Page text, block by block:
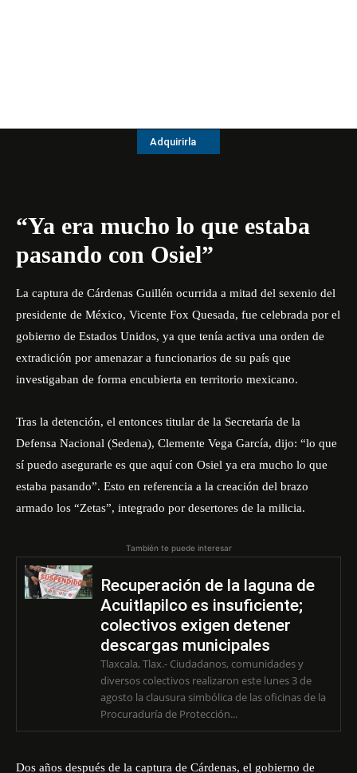
Adquirirla
“Ya era mucho lo que estaba
pasando con Osiel”
La captura de Cárdenas Guillén ocurrida a mitad del sexenio del
presidente de México, Vicente Fox Quesada, fue celebrada por el
gobierno de Estados Unidos, ya que tenía activa una orden de
extradición por amenazar a funcionarios de su país que
investigaban de forma encubierta en territorio mexicano.
Tras la detención, el entonces titular de la Secretaría de la
Defensa Nacional (Sedena), Clemente Vega García, dijo: “lo que
sí puedo asegurarle es que aquí con Osiel ya era mucho lo que
estaba pasando”. Esto en referencia a la creación del brazo
armado los “Zetas”, integrado por desertores de la milicia.
También te puede interesar
Recuperación de la laguna de
Acuitlapilco es insuficiente;
colectivos exigen detener
descargas municipales
Tlaxcala, Tlax.- Ciudadanos, comunidades y
diversos colectivos realizaron este lunes 3 de
agosto la clausura simbólica de las oficinas de la
Procuraduría de Protección...
Dos años después de la captura de Cárdenas, el gobierno de